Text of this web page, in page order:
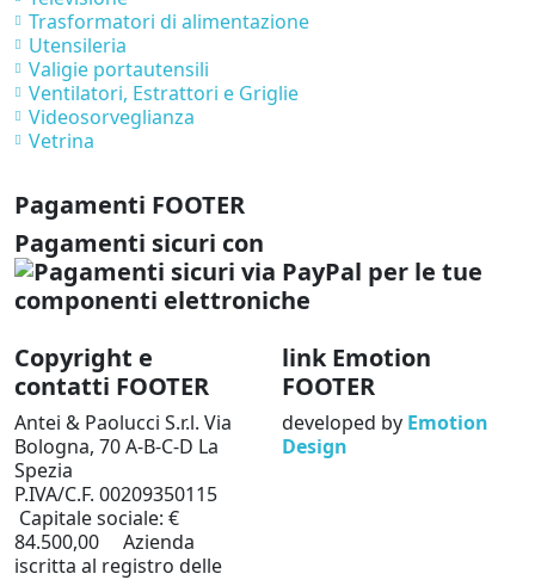
Trasformatori di alimentazione
Utensileria
Valigie portautensili
Ventilatori, Estrattori e Griglie
Videosorveglianza
Vetrina
Pagamenti FOOTER
Pagamenti sicuri con
Copyright e
contatti FOOTER
Antei & Paolucci S.r.l. Via
Bologna, 70 A-B-C-D La
Spezia
P.IVA/C.F. 00209350115
Capitale sociale: €
84.500,00 Azienda
iscritta al registro delle
link Emotion
FOOTER
developed by Emotion
Design